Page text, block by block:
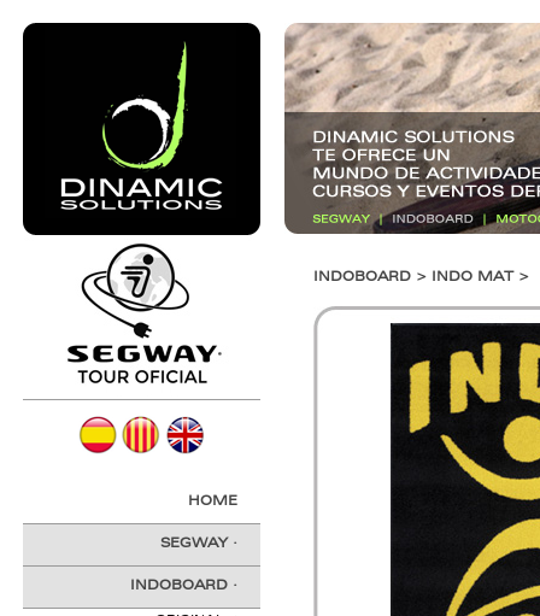
HOME
SEGWAY ·
INDOBOARD ·
INDOBOARD > INDO MAT >